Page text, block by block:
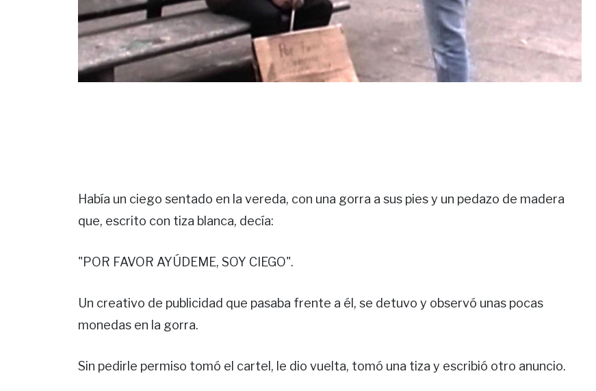
Había un ciego sentado en la vereda, con una gorra a sus pies y un pedazo de madera
que, escrito con tiza blanca, decía:
"POR FAVOR AYÚDEME, SOY CIEGO".
Un creativo de publicidad que pasaba frente a él, se detuvo y observó unas pocas
monedas en la gorra.
Sin pedirle permiso tomó el cartel, le dio vuelta, tomó una tiza y escribió otro anuncio.